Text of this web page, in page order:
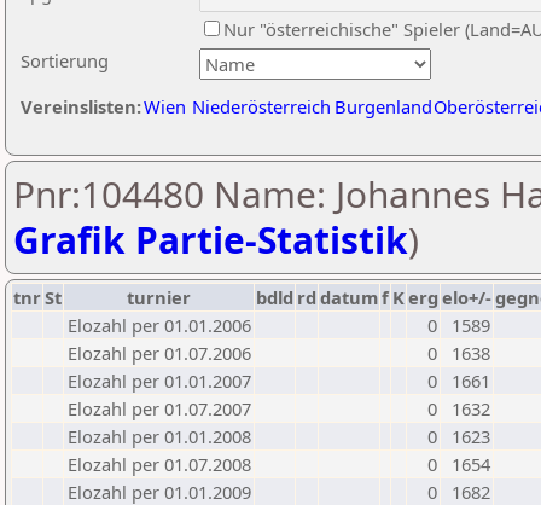
Sortierung
Nur "österreichische" Spieler
Vereinslisten:Wien Niederösterreich Burgenland
Pnr:104480 Name: Johannes
Grafik Partie-Statistik)
tnrSt turnier bdld rd datumf Kerg elo+/-
Elozahl per 01.01.2006
0
1589
Elozahl per 01.07.2006
0
1638
Elozahl per 01.01.2007
0
1661
Elozahl per 01.07.2007
0
1632
Elozahl per 01.01.2008
0
1623
Elozahl per 01.07.2008
0
1654
Elozahl per 01.01.2009
0
1682